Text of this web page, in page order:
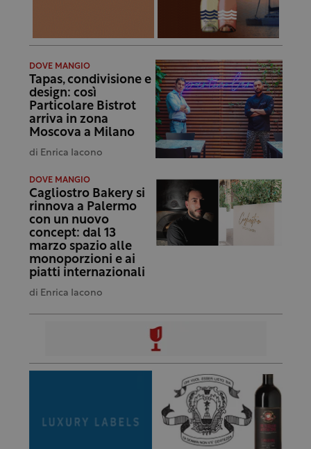
DOVE MANGIO
Tapas, condivisione e
design: così
Particolare Bistrot
arriva in zona
Moscova a Milano
di Enrica Iacono
DOVE MANGIO
Cagliostro Bakery si
rinnova a Palermo
con un nuovo
concept: dal 13
marzo spazio alle
monoporzioni e ai
piatti internazionali
di Enrica Iacono